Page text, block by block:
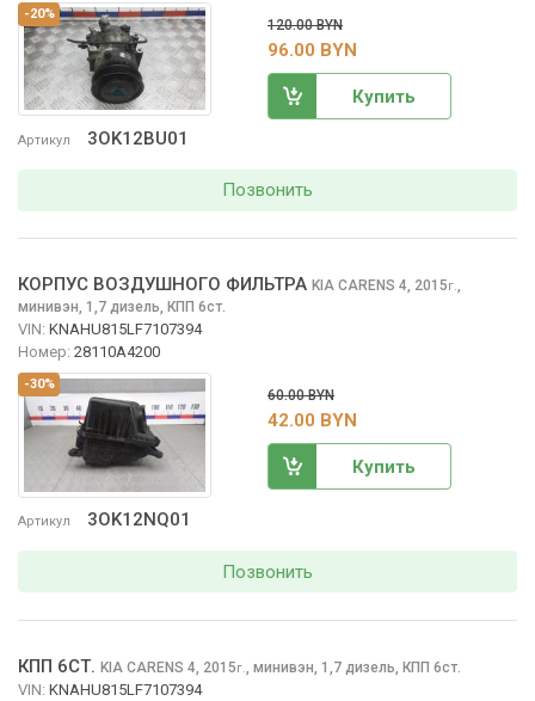
-20%
Артикул 3OK12BU01
120.00 BYN
96.00 BYN
Купить
Позвонить
-30%
Артикул 3OK12NQ01
КОРПУС ВОЗДУШНОГО ФИЛЬТРА KIA CARENS 4, 2015г.,
минивэн, 1,7 дизель, КПП 6ст.
VIN: KNAHU815LF7107394
Номер: 28110A4200
60.00 BYN
42.00 BYN
Купить
Позвонить
КПП 6СТ. KIA CARENS 4, 2015г., минивэн, 1,7 дизель, КПП 6ст.
VIN: KNAHU815LF7107394